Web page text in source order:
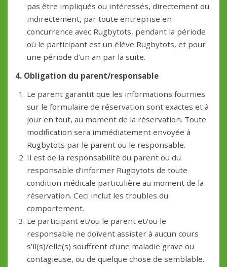
pas être impliqués ou intéressés, directement ou
indirectement, par toute entreprise en
concurrence avec Rugbytots, pendant la période
où le participant est un élève Rugbytots, et pour
une période d’un an par la suite.
4. Obligation du parent/responsable
Le parent garantit que les informations fournies
sur le formulaire de réservation sont exactes et à
jour en tout, au moment de la réservation. Toute
modification sera immédiatement envoyée à
Rugbytots par le parent ou le responsable.
Il est de la responsabilité du parent ou du
responsable d’informer Rugbytots de toute
condition médicale particulière au moment de la
réservation. Ceci inclut les troubles du
comportement.
Le participant et/ou le parent et/ou le
responsable ne doivent assister à aucun cours
s’il(s)/elle(s) souffrent d’une maladie grave ou
contagieuse, ou de quelque chose de semblable.